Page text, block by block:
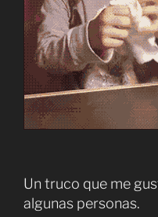
Un truco que me
algunas personas.